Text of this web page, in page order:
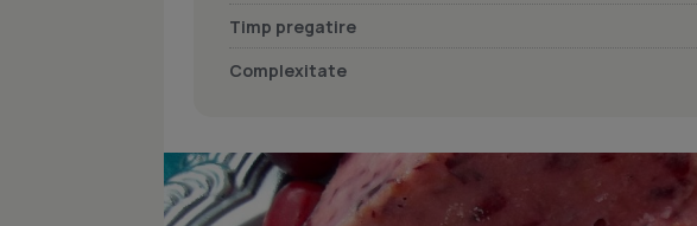
Timp pregatire
Complexitate